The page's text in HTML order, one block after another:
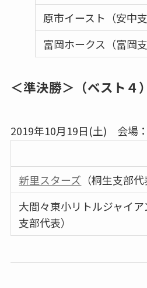
原市イースト（安中支
富岡ホークス（富岡支
＜準決勝＞（ベスト４）
2019年10月19日(土) 会場：
新里スターズ （桐生支部代
大間々東小リトルジャイア
支部代表）